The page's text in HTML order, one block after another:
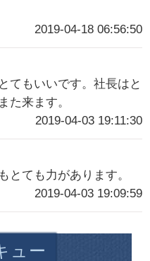
2019-04-18 06:56:50
てもいいです。社長はと
た来ます。
2019-04-03 19:11:30
とても力があります。
2019-04-03 19:09:59
ュー